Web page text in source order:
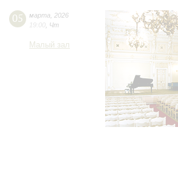
05 марта
2026
19:00 Чт
Малый зал